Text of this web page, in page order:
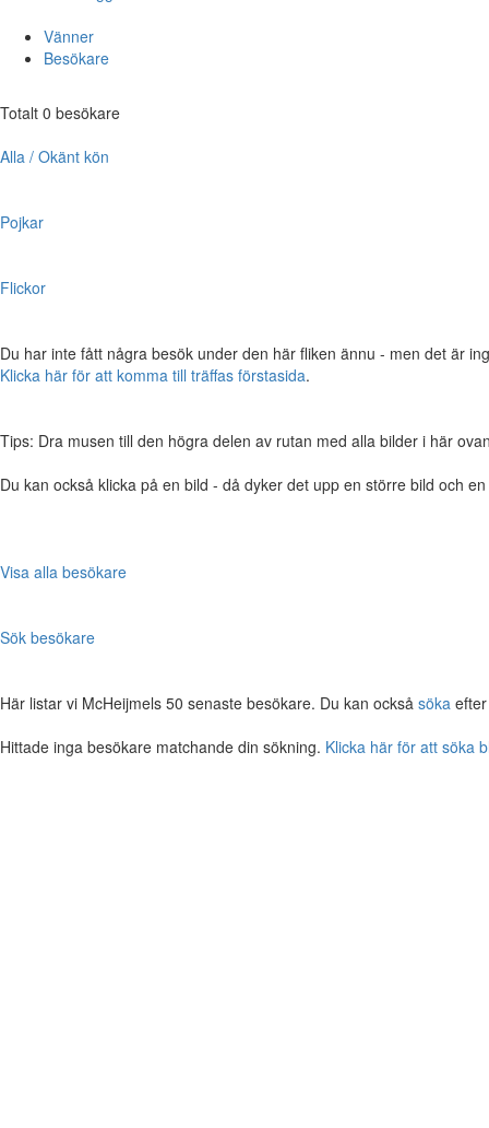
Vänner
Besökare
Totalt 0 besökare
Alla / Okänt kön
Pojkar
Flickor
Du har inte fått några besök under den här fliken ännu - men det är
Klicka här för att komma till träffas förstasida.
Tips: Dra musen till den högra delen av rutan med alla bilder i här
Du kan också klicka på en bild - då dyker det upp en större bild och
Visa alla besökare
Sök besökare
Här listar vi McHeijmels 50 senaste besökare. Du kan också söka
Hittade inga besökare matchande din sökning. Klicka här för att söka